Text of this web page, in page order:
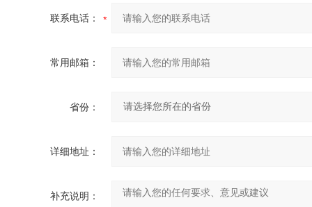
联系电话：
常用邮箱：
省份：
详细地址：
补充说明：